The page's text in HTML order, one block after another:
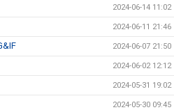
2024-06-14 11:02
2024-06-11 21:46
2024-06-07 21:50
2024-06-02 12:12
2024-05-31 19:02
2024-05-30 09:45